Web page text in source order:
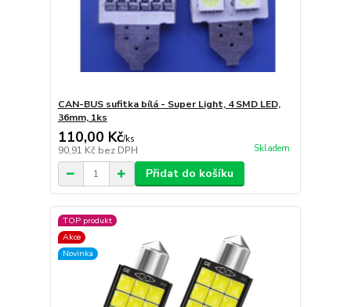
CAN-BUS sufitka bílá - Super Light, 4 SMD LED,
36mm, 1ks
110,00 Kč/ks
90,91 Kč bez DPH Skladem
Přidat do košíku
TOP produkt
Akce
Novinka